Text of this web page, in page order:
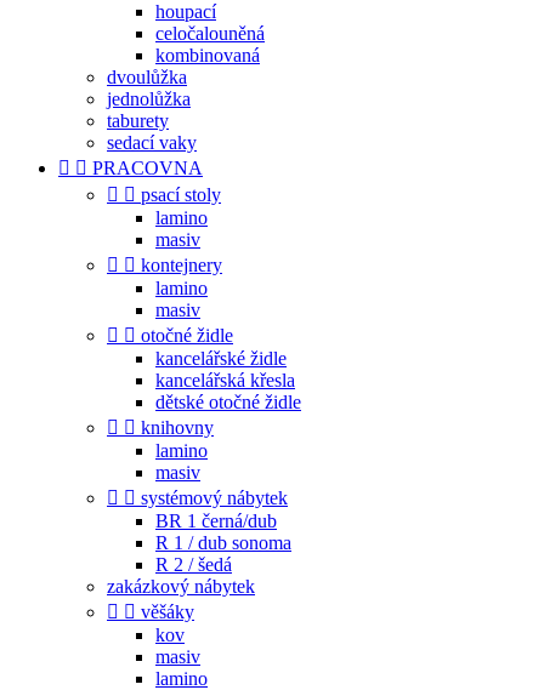
houpací
celočalouněná
kombinovaná
dvoulůžka
jednolůžka
taburety
sedací vaky
  PRACOVNA
  psací stoly
lamino
masiv
  kontejnery
lamino
masiv
  otočné židle
kancelářské židle
kancelářská křesla
dětské otočné židle
  knihovny
lamino
masiv
  systémový nábytek
BR 1 černá/dub
R 1 / dub sonoma
R 2 / šedá
zakázkový nábytek
  věšáky
kov
masiv
lamino